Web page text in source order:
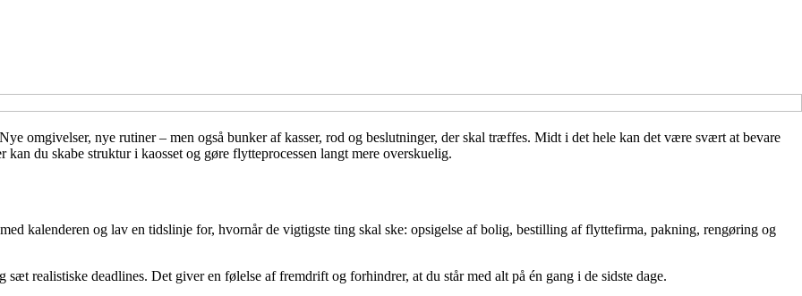
omgivelser, nye rutiner – men også bunker af kasser, rod og beslutninger, der skal træffes. Midt i det hele kan det være svært at bevare
du skabe struktur i kaosset og gøre flytteprocessen langt mere overskuelig.
kalenderen og lav en tidslinje for, hvornår de vigtigste ting skal ske: opsigelse af bolig, bestilling af flyttefirma, pakning, rengøring og
realistiske deadlines. Det giver en følelse af fremdrift og forhindrer, at du står med alt på én gang i de sidste dage.